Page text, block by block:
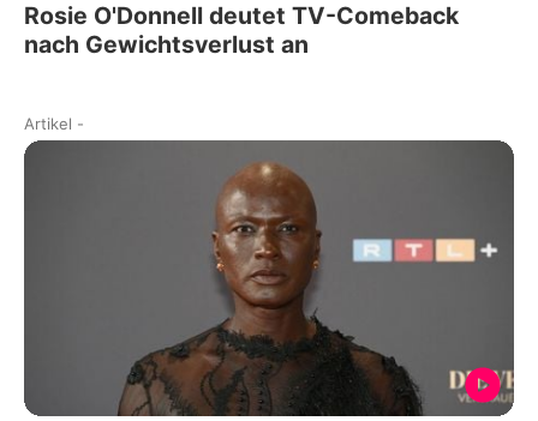
Rosie O'Donnell deutet TV-Comeback
nach Gewichtsverlust an
Artikel -